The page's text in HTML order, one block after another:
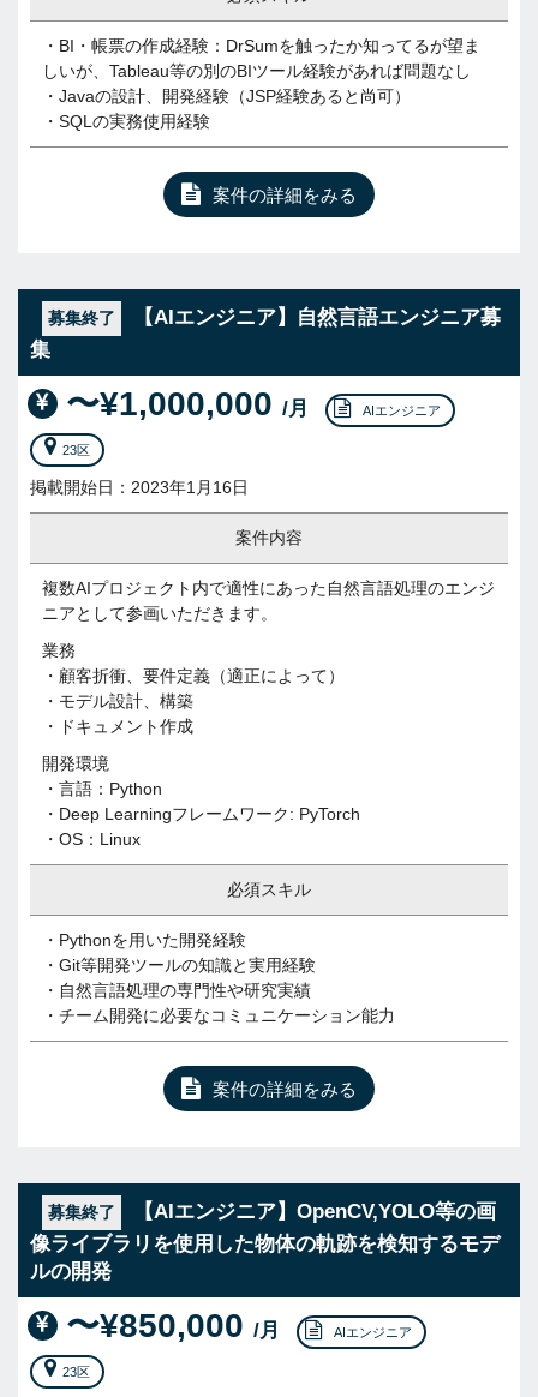
・BI・帳票の作成経験：DrSumを触ったか知ってるが望ま
しいが、Tableau等の別のBIツール経験があれば問題なし
・Javaの設計、開発経験（JSP経験あると尚可）
・SQLの実務使用経験
案件の詳細をみる
募集終了
【AIエンジニア】自然言語エンジニア募
集
〜¥1,000,000 /月 AIエンジニア
23区
掲載開始日：2023年1月16日
案件内容
複数AIプロジェクト内で適性にあった自然言語処理のエンジ
ニアとして参画いただきます。
業務
・顧客折衝、要件定義（適正によって）
・モデル設計、構築
・ドキュメント作成
開発環境
・言語：Python
・Deep Learningフレームワーク: PyTorch
・OS：Linux
必須スキル
・Pythonを用いた開発経験
・Git等開発ツールの知識と実用経験
・自然言語処理の専門性や研究実績
・チーム開発に必要なコミュニケーション能力
案件の詳細をみる
募集終了
【AIエンジニア】OpenCV,YOLO等の画
像ライブラリを使用した物体の軌跡を検知するモデ
ルの開発
〜¥850,000 /月 AIエンジニア
23区